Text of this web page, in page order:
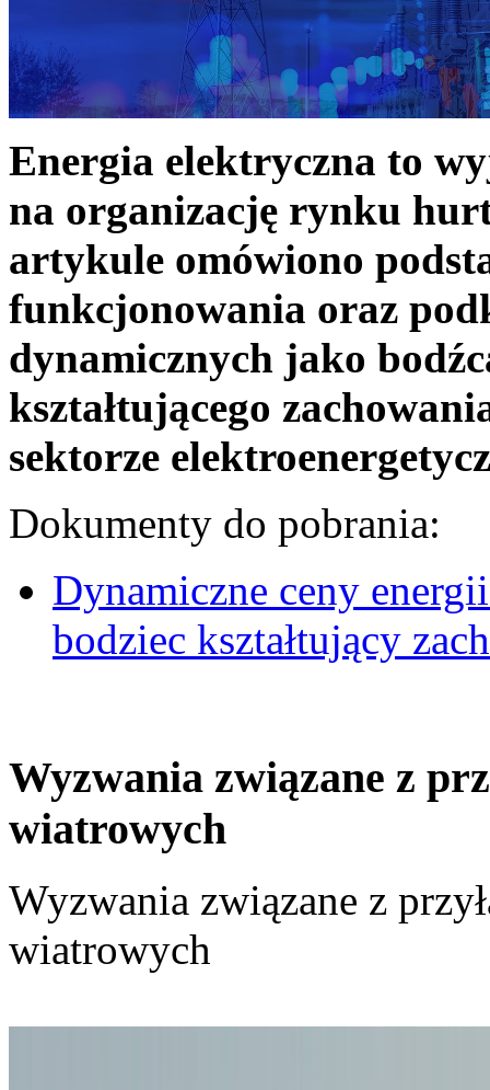
Energia elektryczna to
na organizację rynku
artykule omówiono
funkcjonowania oraz
dynamicznych jako
kształtującego
sektorze
Dokumenty do pobrania:
Dynamiczne ceny
bodziec kształtujący
Wyzwania związane z
wiatrowych
Wyzwania związane z
wiatrowych